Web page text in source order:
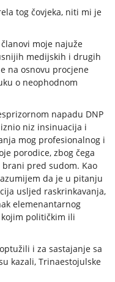
tog čovjeka, niti mi je
moje najuže
medijskih i drugih
na osnovu procjene
o neophodnom
napadu DNP
niz insinuacija i
mog profesionalnog i
porodice, zbog čega
pred sudom. Kao
da je u pitanju
usljed raskrinkavanja,
elemenantarnog
političkim ili
i za sastajanje sa
kazali, Trinaestojulske